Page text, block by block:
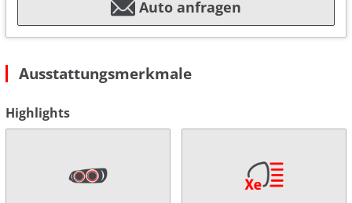
Auto anfragen
Ausstattungsmerkmale
Highlights